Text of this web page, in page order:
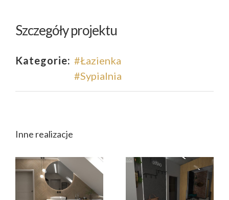
Szczegóły projektu
Kategorie: #Łazienka
#Sypialnia
Inne realizacje